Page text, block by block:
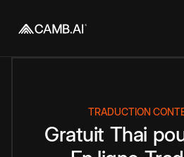
TRADUCTION
Gratuit Thai